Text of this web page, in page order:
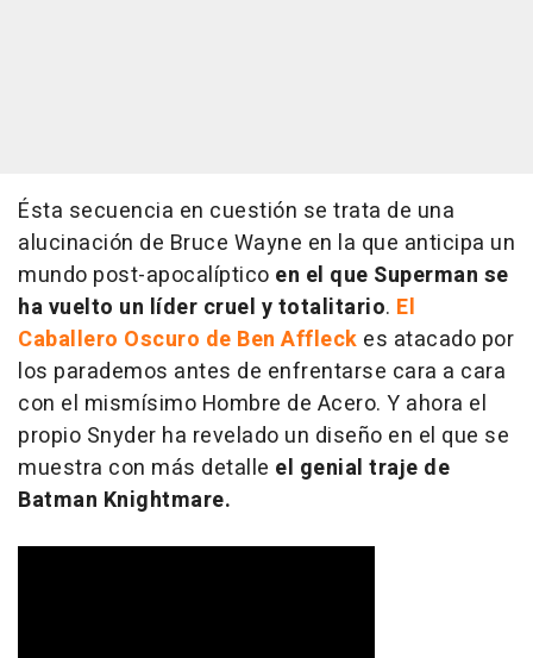
Ésta secuencia en cuestión se trata de una
alucinación de Bruce Wayne en la que anticipa un
mundo post-apocalíptico en el que Superman se
ha vuelto un líder cruel y totalitario. El
Caballero Oscuro de Ben Affleck es atacado por
los parademos antes de enfrentarse cara a cara
con el mismísimo Hombre de Acero. Y ahora el
propio Snyder ha revelado un diseño en el que se
muestra con más detalle el genial traje de
Batman Knightmare.